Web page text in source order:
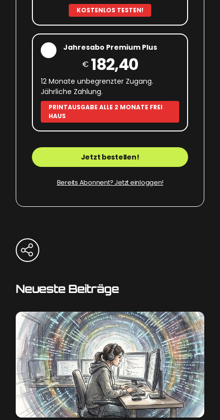
KOSTENLOS TESTEN!
Jahresabo Premium Plus
€ 182,40
12 Monate unbegrenzter Zugang.
Jährliche Zahlung.
PRINTAUSGABE ALLE 2 MONATE FREI
HAUS
Jetzt bestellen!
Bereits Abonnent? Jetzt einloggen!
Neueste Beiträge